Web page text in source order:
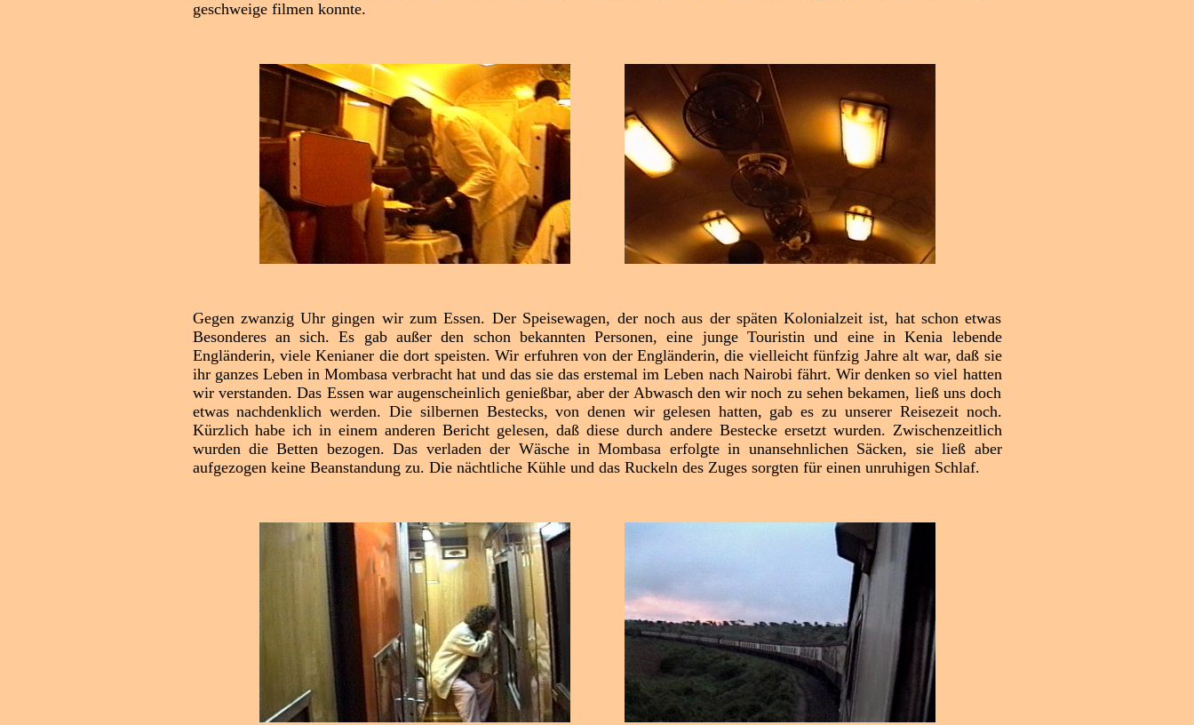
geschweige filmen konnte.
Gegen zwanzig Uhr gingen wir zum Essen. Der Speisewagen, der noch aus der späten Kolonialzeit ist, hat schon etwas
Besonderes an sich. Es gab außer den schon bekannten Personen, eine junge Touristin und eine in Kenia lebende
Engländerin, viele Kenianer die dort speisten. Wir erfuhren von der Engländerin, die vielleicht fünfzig Jahre alt war, daß sie
ihr ganzes Leben in Mombasa verbracht hat und das sie das erstemal im Leben nach Nairobi fährt. Wir denken so viel hatten
wir verstanden. Das Essen war augenscheinlich genießbar, aber der Abwasch den wir noch zu sehen bekamen, ließ uns doch
etwas nachdenklich werden. Die silbernen Bestecks, von denen wir gelesen hatten, gab es zu unserer Reisezeit noch.
Kürzlich habe ich in einem anderen Bericht gelesen, daß diese durch andere Bestecke ersetzt wurden. Zwischenzeitlich
wurden die Betten bezogen. Das verladen der Wäsche in Mombasa erfolgte in unansehnlichen Säcken, sie ließ aber
aufgezogen keine Beanstandung zu. Die nächtliche Kühle und das Ruckeln des Zuges sorgten für einen unruhigen Schlaf.